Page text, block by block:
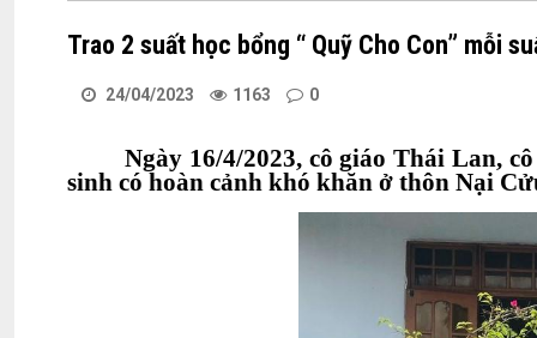
Trao 2 suất học bổng “ Quỹ Cho Con” mỗi
24/04/2023 1163 0
Ngày 16/4/2023, cô giáo Thái Lan,
sinh có hoàn cảnh khó khăn ở thôn Nại